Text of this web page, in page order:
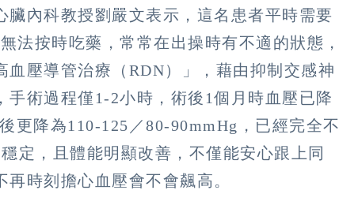
內科教授劉嚴文表示，這名患者平時需要
法按時吃藥，常常在出操時有不適的狀態，
壓導管治療（RDN）」，藉由抑制交感神
術過程僅1-2小時，術後1個月時血壓已降
更降為110-125／80-90mmHg，已經完全不
定，且體能明顯改善，不僅能安心跟上同
時刻擔心血壓會不會飆高。